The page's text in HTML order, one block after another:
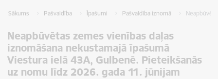
Sākums Pašvaldība Īpašumi Pašvaldība iznomā
Neapbūvētas zemes vienības daļas
iznomāšana nekustamajā īpašumā
Viestura ielā 43A, Gulbenē. Pieteikšanās
uz nomu līdz 2026. gada 11. jūnijam